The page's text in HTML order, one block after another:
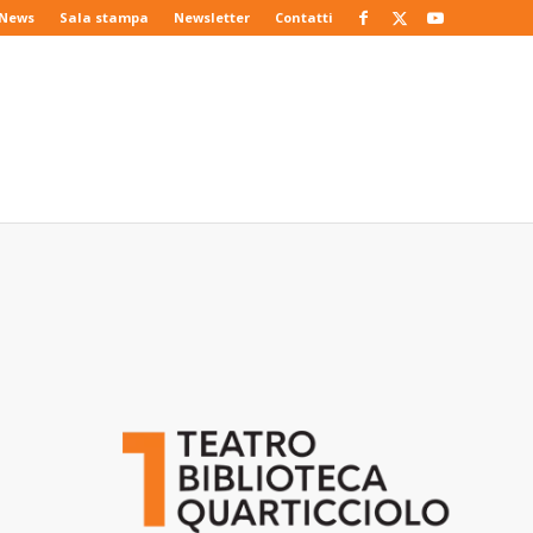
Sala stampa Newsletter Contatti